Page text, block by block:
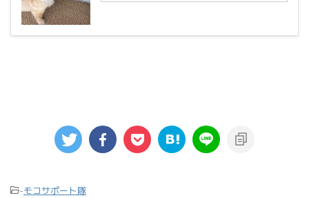
-モコサポート隊